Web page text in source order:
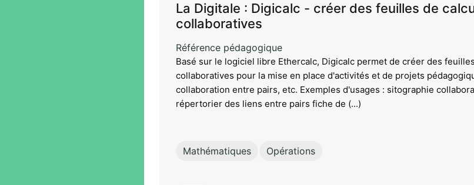
La Digitale : Digicalc - créer des feuilles de
collaboratives
Référence pédagogique
Basé sur le logiciel libre Ethercalc, Digicalc permet de créer des
collaboratives pour la mise en place d'activités et de projets
collaboration entre pairs, etc. Exemples d'usages : sitographie
répertorier des liens entre pairs fiche de (...)
Mathématiques Opérations